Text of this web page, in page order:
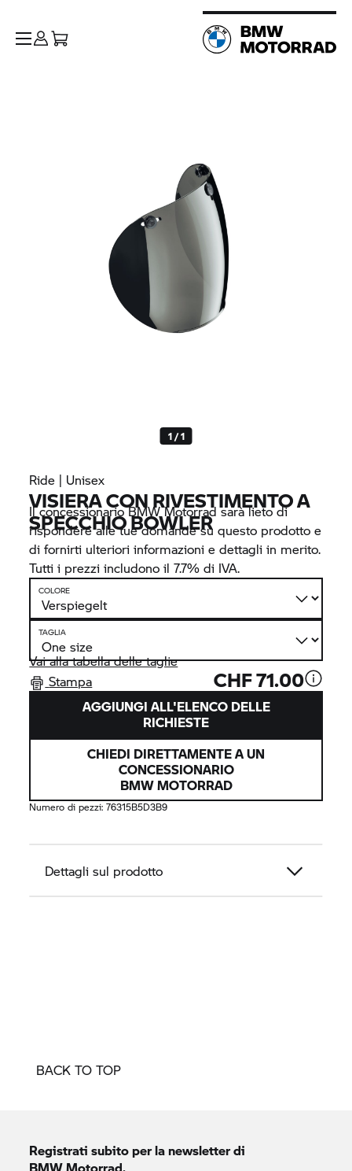
1 / 1
Ride | Unisex
VISIERA CON RIVESTIMENTO A
SPECCHIO BOWLER
Il concessionarioBMW Motorradsarà lieto di
rispondere alle tue domande su questo prodotto e
di fornirti ulteriori informazioni e dettagli in merito.
Tutti i prezzi includono il 7.7% di IVA.
COLORE
TAGLIA
Vai alla tabella delle taglie
Stampa
CHF 71.00
AGGIUNGI ALL'ELENCO DELLE
RICHIESTE
CHIEDI DIRETTAMENTE A UN
CONCESSIONARIO
BMW MOTORRAD
Numero di pezzi:76315B5D3B9
Dettagli sul prodotto
BACK TO TOP
Registrati subito per la newsletter di